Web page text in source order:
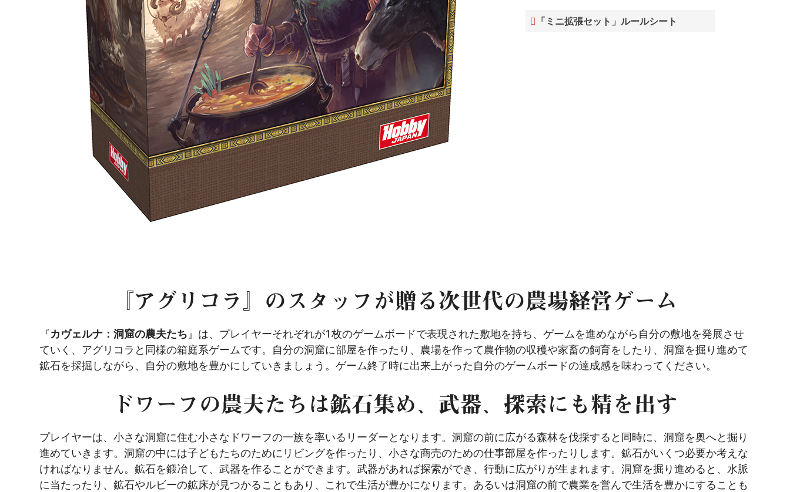
「ミニ拡張セット」ルールシート
『アグリコラ』のスタッフが贈る次世代の農場経営ゲーム
『カヴェルナ：洞窟の農夫たち』は、プレイヤーそれぞれが1枚のゲームボードで表現された敷地を持ち、ゲームを進めながら自分の敷地を発展させ
ていく、アグリコラと同様の箱庭系ゲームです。自分の洞窟に部屋を作ったり、農場を作って農作物の収穫や家畜の飼育をしたり、洞窟を掘り進めて
鉱石を採掘しながら、自分の敷地を豊かにしていきましょう。ゲーム終了時に出来上がった自分のゲームボードの達成感を味わってください。
ドワーフの農夫たちは鉱石集め、武器、探索にも精を出す
プレイヤーは、小さな洞窟に住む小さなドワーフの一族を率いるリーダーとなります。洞窟の前に広がる森林を伐採すると同時に、洞窟を奥へと掘り
進めていきます。洞窟の中には子どもたちのためにリビングを作ったり、小さな商売のための仕事部屋を作ったりします。鉱石がいくつ必要か考えな
ければなりません。鉱石を鍛冶して、武器を作ることができます。武器があれば探索ができ、行動に広がりが生まれます。洞窟を掘り進めると、水脈
に当たったり、鉱石やルビーの鉱床が見つかることもあり、これで生活が豊かになります。あるいは洞窟の前で農業を営んで生活を豊かにすることも